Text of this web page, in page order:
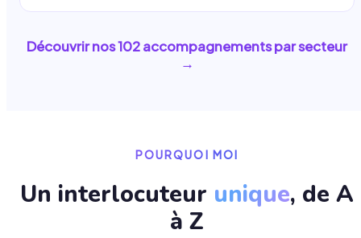
Découvrir nos102accompagnements par secteur
→
POURQUOI MOI
Un interlocuteur unique, de A
à Z